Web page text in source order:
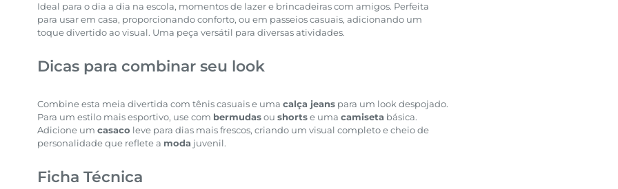
Ideal para o dia a dia na escola, momentos de lazer e brincadeiras com amigos. Perfeita
para usar em casa, proporcionando conforto, ou em passeios casuais, adicionando um
toque divertido ao visual. Uma peça versátil para diversas atividades.
Dicas para combinar seu look
Combine esta meia divertida com tênis casuais e uma calça jeans para um look despojado.
Para um estilo mais esportivo, use com bermudasou shortse uma camiseta básica.
Adicione um casaco leve para dias mais frescos, criando um visual completo e cheio de
personalidade que reflete a moda juvenil.
Ficha Técnica